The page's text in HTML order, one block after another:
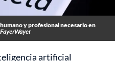
y profesional necesario en
artificial